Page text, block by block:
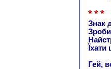
* * *
Знак
Гей,